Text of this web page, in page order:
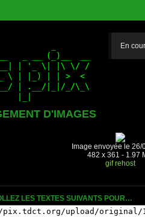
D'IMAGES
En
Image envoyée le 26/
482 x 361 - 1.97
gif rehost
LES TEXTES SUIVANTS POUR…